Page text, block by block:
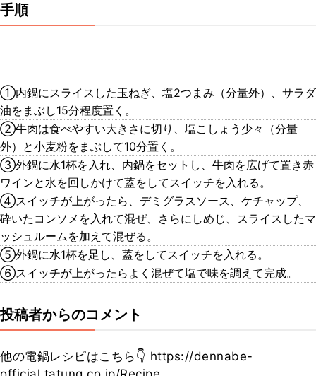
手順
①内鍋にスライスした玉ねぎ、塩2つまみ（分量外）、サラダ
油をまぶし15分程度置く。
②牛肉は食べやすい大きさに切り、塩こしょう少々（分量
外）と小麦粉をまぶして10分置く。
③外鍋に水1杯を入れ、内鍋をセットし、牛肉を広げて置き赤
ワインと水を回しかけて蓋をしてスイッチを入れる。
④スイッチが上がったら、デミグラスソース、ケチャップ、
砕いたコンソメを入れて混ぜ、さらにしめじ、スライスしたマ
ッシュルームを加えて混ぜる。
⑤外鍋に水1杯を足し、蓋をしてスイッチを入れる。
⑥スイッチが上がったらよく混ぜて塩で味を調えて完成。
投稿者からのコメント
他の電鍋レシピはこちら👇 https://dennabe-